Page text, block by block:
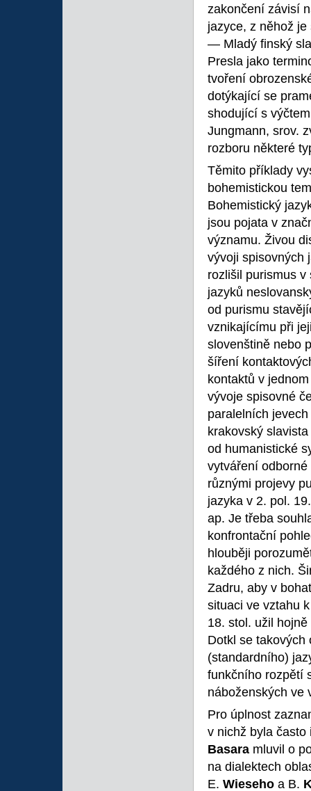
zakončení závisí
jazyce, z něhož
— Mladý finský
Presla jako
tvoření
dotýkající se
shodující s
Jungmann, srov.
rozboru některé
Těmito příklady
bohemistickou
Bohemistický
jsou pojata v
významu. Živou
vývoji spisovných
rozlišil purismus
jazyků
od purismu
vznikajícímu při
slovenštině nebo
šíření
kontaktů v
vývoje spisovné
paralelních
krakovský
od humanistické
vytváření
různými projevy
jazyka v 2. pol.
ap. Je třeba
konfrontační
hlouběji
každého z nich.
Zadru, aby v
situaci ve vztahu
18. stol. užil
Dotkl se
(standardního)
funkčního rozpětí
náboženských ve
Pro úplnost
v nichž byla často
Basara mluvil o
na dialektech
E. Wieseho a B.